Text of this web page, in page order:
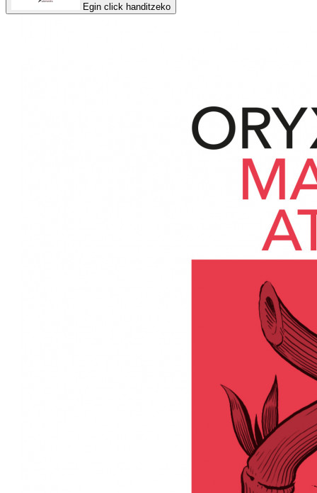
Egin click handitzeko